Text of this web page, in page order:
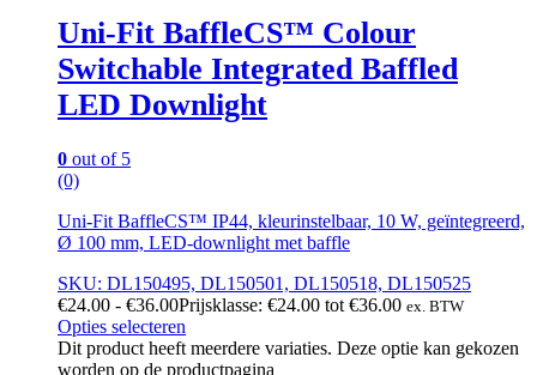
Uni-Fit BaffleCS™ Colour
Switchable Integrated Baffled
LED Downlight
0 out of 5
(0)
Uni-Fit BaffleCS™ IP44, kleurinstelbaar, 10 W, geïntegreerd,
Ø 100 mm, LED-downlight met baffle
SKU: DL150495, DL150501, DL150518, DL150525
€24.00 - €36.00Prijsklasse: €24.00 tot €36.00 ex. BTW
Opties selecteren
Dit product heeft meerdere variaties. Deze optie kan gekozen
worden op de productpagina